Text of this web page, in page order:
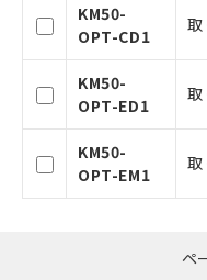
KM50-
OPT-CD1
KM50-
OPT-ED1
KM50-
OPT-EM1
ペ
－
在庫
いて
たは
機器
認く
空
白
受注
点は「
販
事前の承
ビス）を
登録され